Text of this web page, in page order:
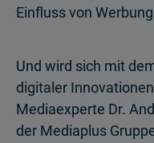
Einfluss von
Und wird sich mit
digitaler
Mediaexperte Dr.
der Mediaplus